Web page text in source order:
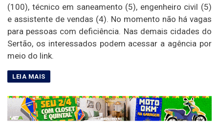
(100), técnico em saneamento (5), engenheiro civil (5)
e assistente de vendas (4). No momento não há vagas
para pessoas com deficiência. Nas demais cidades do
Sertão, os interessados podem acessar a agência por
meio do link.